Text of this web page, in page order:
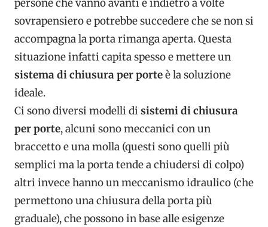
persone che vanno avanti e indietro a volte
sovrapensiero e potrebbe succedere che se non si
accompagna la porta rimanga aperta. Questa
situazione infatti capita spesso e mettere un
sistema di chiusura per porteè la soluzione
ideale.
Ci sono diversi modelli di sistemi di chiusura
per porte, alcuni sono meccanici con un
braccetto e una molla (questi sono quelli più
semplici ma la porta tende a chiudersi di colpo)
altri invece hanno un meccanismo idraulico (che
permettono una chiusura della porta più
graduale), che possono in base alle esigenze